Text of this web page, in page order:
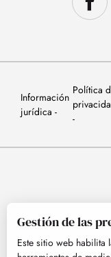
Información
jurídica
Política
Gestión de las
Este sitio web habilita